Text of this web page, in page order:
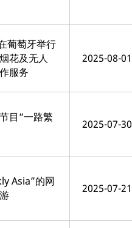
葡萄牙举行
花及无人
服务
2025-08-01
目“一路繁
2025-07-30
Asia”的网
2025-07-21